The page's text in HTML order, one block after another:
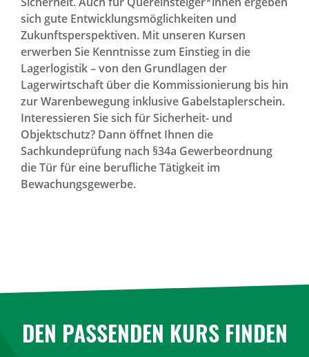
sich gute Entwicklungsmöglichkeiten und
Zukunftsperspektiven. Mit unseren Kursen
erwerben Sie Kenntnisse zum Einstieg in die
Lagerlogistik – von den Grundlagen der
Lagerwirtschaft über die Kommissionierung bis hin
zur Warenbewegung inklusive Gabelstaplerschein.
Interessieren Sie sich für Sicherheit- und
Objektschutz? Dann öffnet Ihnen die
Sachkundeprüfung nach §34a Gewerbeordnung
die Tür für eine berufliche Tätigkeit im
Bewachungsgewerbe.
DEN PASSENDEN KURS FINDEN